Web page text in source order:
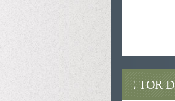
TOR DI QUINTO